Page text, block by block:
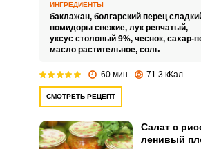
блюдо простое
вкусовые
готовы
более сложным
ИНГРЕДИЕНТЫ
баклажан, болгарский перец
помидоры свежие, лук репчатый,
уксус столовый 9%, чеснок, сахар-
масло растительное, соль
60 мин 71.3 кКал
СМОТРЕТЬ РЕЦЕПТ
Салат с
ленивый